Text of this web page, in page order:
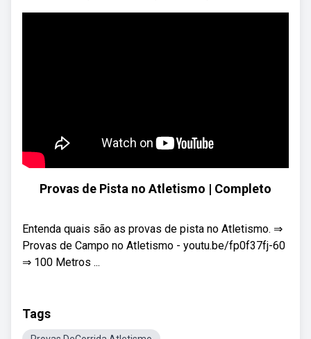
Provas de Pista no Atletismo | Completo
Entenda quais são as provas de pista no Atletismo. ⇒
Provas de Campo no Atletismo - youtu.be/fp0f37fj-60
⇒ 100 Metros ...
Tags